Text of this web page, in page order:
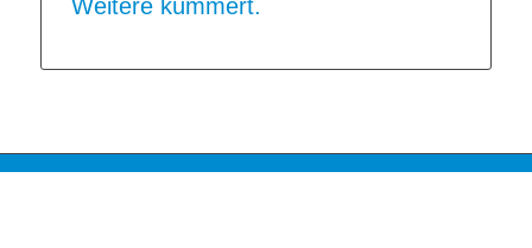
Weitere kümmert.